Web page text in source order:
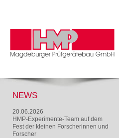
NEWS
20.06.2026
HMP-Experimente-Team auf dem
Fest der kleinen Forscherinnen und
Forscher